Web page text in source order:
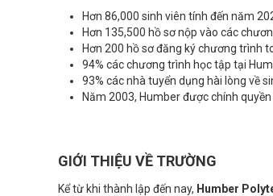
Hơn 86,000 sinh viên tính đến năm
Hơn 135,500 hồ sơ nộp vào các
Hơn 200 hồ sơ đăng ký chương trình
94% các chương trình học tập tại
93% các nhà tuyển dụng hài lòng về
Năm 2003, Humber được chính
GIỚI THIỆU VỀ TRƯỜNG
Kể từ khi thành lập đến nay, Humber